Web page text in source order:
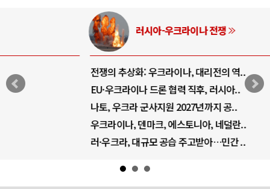
러시아-우크라이나 전쟁
전쟁의 추상화: 우크라이나, 대리전의 역..
EU·우크라이나 드론 협력 직후, 러시아..
나토, 우크라 군사지원 2027년까지 공..
우크라이나, 덴마크, 에스토니아, 네덜란..
러·우크라, 대규모 공습 주고받아…민간 ..